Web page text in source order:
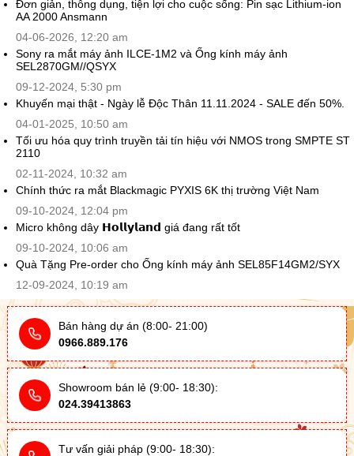
Đơn giản, thông dụng, tiện lợi cho cuộc sống: Pin sạc Lithium-ion
AA 2000 Ansmann
04-06-2026, 12:20 am
Sony ra mắt máy ảnh ILCE-1M2 và Ống kính máy ảnh
SEL2870GM//QSYX
09-12-2024, 5:30 pm
Khuyến mại thật - Ngày lễ Độc Thân 11.11.2024 - SALE đến 50%.
04-01-2025, 10:50 am
Tối ưu hóa quy trình truyền tải tín hiệu với NMOS trong SMPTE ST
2110
02-11-2024, 10:32 am
Chính thức ra mắt Blackmagic PYXIS 6K thị trường Việt Nam
09-10-2024, 12:04 pm
Micro không dây 𝗛𝗼𝗹𝗹𝘆𝗹𝗮𝗻𝗱 giá đang rất tốt
09-10-2024, 10:06 am
Quà Tặng Pre-order cho Ống kính máy ảnh SEL85F14GM2/SYX
12-09-2024, 10:19 am
Bán hàng dự án (8:00- 21:00)
0966.889.176
Showroom bán lẻ (9:00- 18:30):
024.39413863
Tư vấn giải pháp (9:00- 18:30):